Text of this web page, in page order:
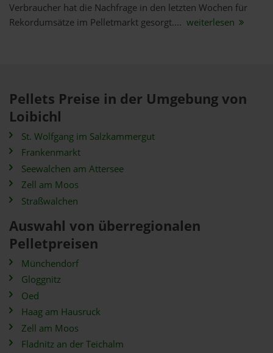
Verbraucher hat die Nachfrage in den letzten Wochen für
Rekordumsätze im Pelletmarkt gesorgt.... weiterlesen
Pellets Preise in der Umgebung von
Loibichl
St. Wolfgang im Salzkammergut
Frankenmarkt
Seewalchen am Attersee
Zell am Moos
Straßwalchen
Auswahl von überregionalen
Pelletpreisen
Münchendorf
Gloggnitz
Oed
Haag am Hausruck
Zell am Moos
Fladnitz an der Teichalm